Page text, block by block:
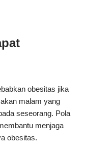
obesitas jika
malam yang
seseorang. Pola
menjaga
obesitas.